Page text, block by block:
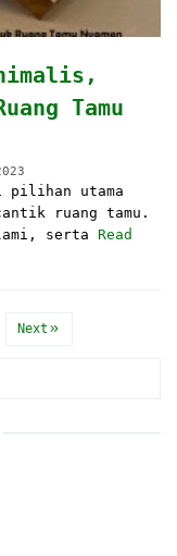
Tamu
pilihan utama
ruang tamu.
serta Read
Next